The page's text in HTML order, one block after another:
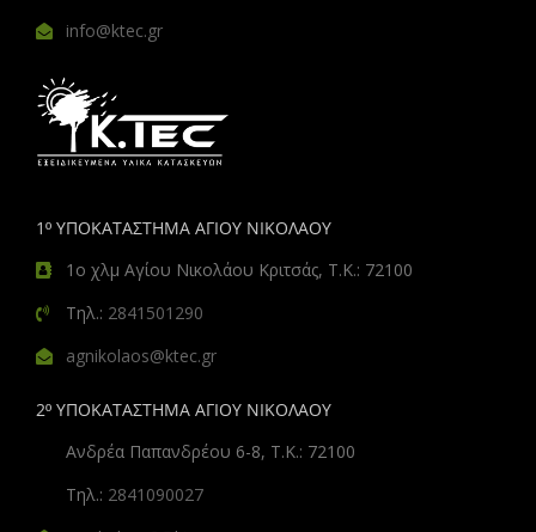
info@ktec.gr
1º ΥΠΟΚΑΤΑΣΤΗΜΑ ΑΓΙΟΥ ΝΙΚΟΛΑΟΥ
1ο χλμ Αγίου Νικολάου Κριτσάς, Τ.Κ.: 72100
Τηλ.: 2841501290
agnikolaos@ktec.gr
2º ΥΠΟΚΑΤΑΣΤΗΜΑ ΑΓΙΟΥ ΝΙΚΟΛΑΟΥ
Ανδρέα Παπανδρέου 6-8, Τ.Κ.: 72100
Τηλ.: 2841090027